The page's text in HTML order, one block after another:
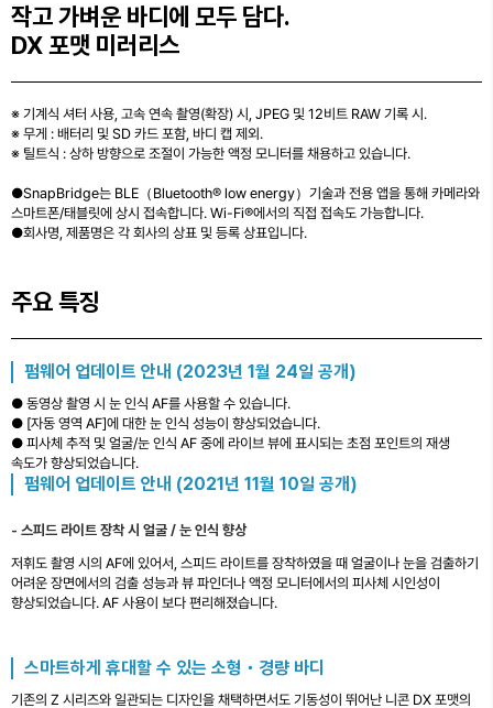
작고 가벼운 바디에 모두 담다.
DX 포맷 미러리스
※ 기계식 셔터 사용, 고속 연속 촬영(확장) 시, JPEG 및 12비트 RAW 기록 시.
※ 무게 : 배터리 및 SD 카드 포함, 바디 캡 제외.
※ 틸트식 : 상하 방향으로 조절이 가능한 액정 모니터를 채용하고 있습니다.
●SnapBridge는 BLE（Bluetooth® low energy）기술과 전용 앱을 통해 카메라와
스마트폰/태블릿에 상시 접속합니다. Wi-Fi®에서의 직접 접속도 가능합니다.
●회사명, 제품명은 각 회사의 상표 및 등록 상표입니다.
주요 특징
펌웨어 업데이트 안내 (2023년 1월 24일 공개)
● 동영상 촬영 시 눈 인식 AF를 사용할 수 있습니다.
● [자동 영역 AF]에 대한 눈 인식 성능이 향상되었습니다.
● 피사체 추적 및 얼굴/눈 인식 AF 중에 라이브 뷰에 표시되는 초점 포인트의 재생
속도가 향상되었습니다.
펌웨어 업데이트 안내 (2021년 11월 10일 공개)
스피드 라이트 장착 시 얼굴 / 눈 인식 향상
저휘도 촬영 시의 AF에 있어서, 스피드 라이트를 장착하였을 때 얼굴이나 눈을 검출하기
어려운 장면에서의 검출 성능과 뷰 파인더나 액정 모니터에서의 피사체 시인성이
향상되었습니다. AF 사용이 보다 편리해졌습니다.
스마트하게 휴대할 수 있는 소형・경량 바디
기존의 Z 시리즈와 일관되는 디자인을 채택하면서도 기동성이 뛰어난 니콘 DX 포맷의